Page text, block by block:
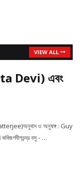
VIEW ALL
Devi) এবং
ও অনুষঙ্গ : Guy
বসু - …